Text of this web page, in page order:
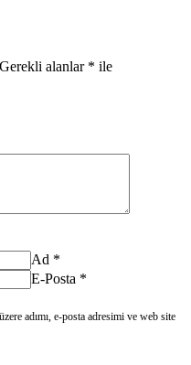
Gerekli alanlar * ile
Ad *
E-Posta *
adımı, e-posta adresimi ve web site